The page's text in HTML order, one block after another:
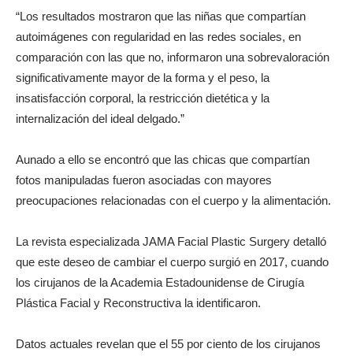
“Los resultados mostraron que las niñas que compartían
autoimágenes con regularidad en las redes sociales, en
comparación con las que no, informaron una sobrevaloración
significativamente mayor de la forma y el peso, la
insatisfacción corporal, la restricción dietética y la
internalización del ideal delgado.”
Aunado a ello se encontró que las chicas que compartían
fotos manipuladas fueron asociadas con mayores
preocupaciones relacionadas con el cuerpo y la alimentación.
La revista especializada JAMA Facial Plastic Surgery detalló
que este deseo de cambiar el cuerpo surgió en 2017, cuando
los cirujanos de la Academia Estadounidense de Cirugía
Plástica Facial y Reconstructiva la identificaron.
Datos actuales revelan que el 55 por ciento de los cirujanos